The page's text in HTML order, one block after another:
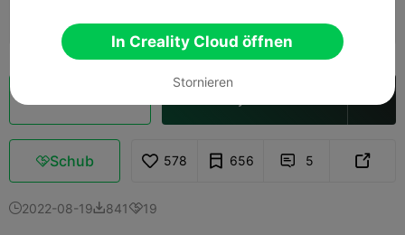
Schub 578 656  5 
2022-08-1984119
In Creality Cloud öffnen
Stornieren